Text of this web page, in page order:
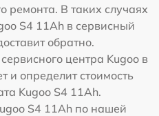
ремонта. В таких случаях
S4 11Ah в сервисный
обратно.
центра Kugoo в
и определит стоимость
Kugoo S4 11Ah.
S4 11Ah по нашей